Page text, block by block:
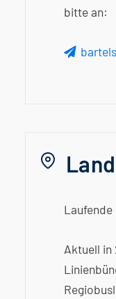
bitte an:
Aktuell in